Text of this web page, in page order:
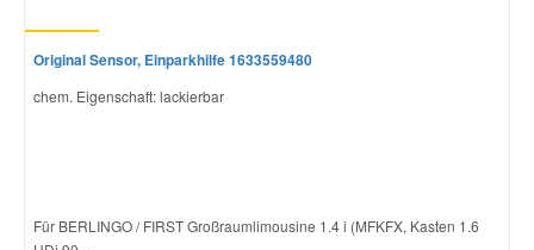
Original Sensor, Einparkhilfe 1633559480
chem. Eigenschaft: lackierbar
Für BERLINGO / FIRST Großraumlimousine 1.4 i (MFKFX, Kasten 1.6